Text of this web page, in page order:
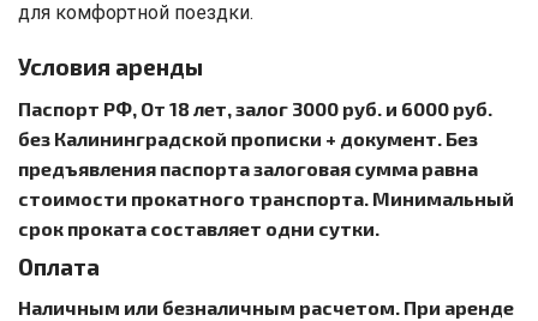
для комфортной поездки.
Условия аренды
Паспорт РФ, От 18 лет, залог 3000 руб. и 6000 руб.
без Калининградской прописки + документ. Без
предъявления паспорта залоговая сумма равна
стоимости прокатного транспорта. Минимальный
срок проката составляет одни сутки.
Оплата
Наличным или безналичным расчетом. При аренде